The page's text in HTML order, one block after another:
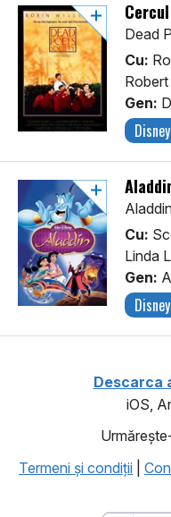
Dead
Cu:
Gen:
Cu:
Linda
Gen:
Descarca
iOS,
Termeni şi condiţii